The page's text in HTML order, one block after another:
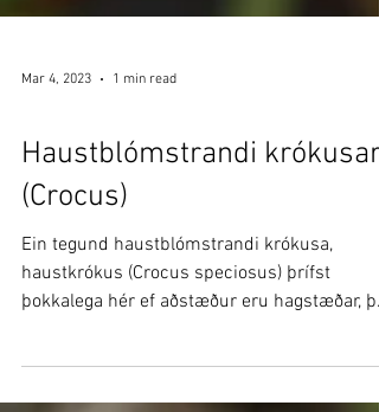
Mar 4, 2023 1 min read
Haustblómstrandi krókusar
(Crocus)
Ein tegund haustblómstrandi krókusa,
þokkalega hér ef aðstæður eru hagstæðar,